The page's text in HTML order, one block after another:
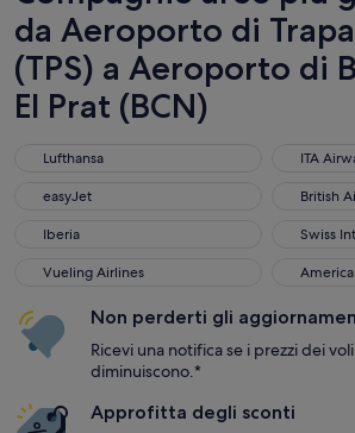
da Aeroporto di
(TPS) a Aeroporto di
El Prat (BCN)
Lufthansa
Lufthansa ITA
ITA
easyJet
easyJet British
British
Iberia
Iberia Swiss
Swiss
Vueling Airlines
Vueling Airlines
Non perderti gli
Ricevi una notifica se i prezzi dei
diminuiscono.*
Approfitta degli sconti